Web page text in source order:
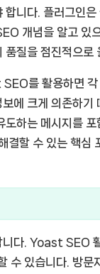
니다. 플러그인
개념을 알고 있
질을 점진적으로
를 활용하면
에 크게 의존하
하는 메시지를
할 수 있는 핵심
다. Yoast SEO
수 있습니다. 방문